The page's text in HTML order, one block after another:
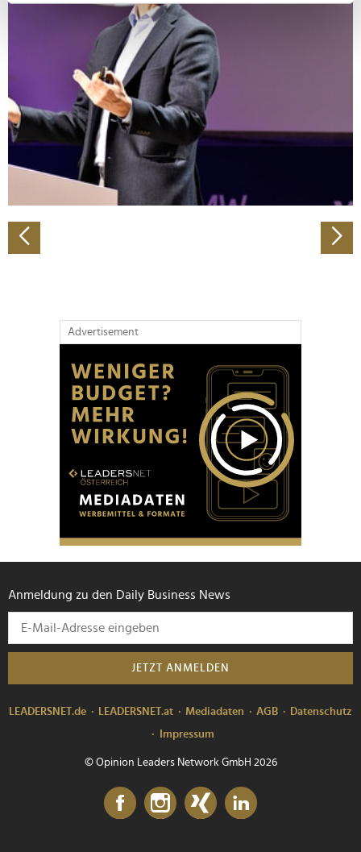
bestimmten Merkmalen (Fingerprinting) identifizieren
Erfahren Sie mehr darüber, wie Ihre persönlichen Daten
verarbeitet werden, und legen Sie Ihre Präferenzen im
Abschnitt Einzelheiten
fest.
Wir verwenden Cookies, um Inhalte und Anzeigen zu
personalisieren, Funktionen für soziale Medien anbieten
zu können und die Zugriffe auf unsere Website zu
analysieren. Außerdem geben wir Informationen zu Ihrer
Verwendung unserer Website an unsere Partner für
Partner führen diese Informationen möglicherweise mit
weiteren Daten zusammen, die Sie ihnen bereitgestellt
Advertisement
Anmeldung zu den Daily Business News
JETZT ANMELDEN
LEADERSNET.de LEADERSNET.at Mediadaten AGB
Datenschutz
Impressum
© Opinion Leaders Network GmbH 2026